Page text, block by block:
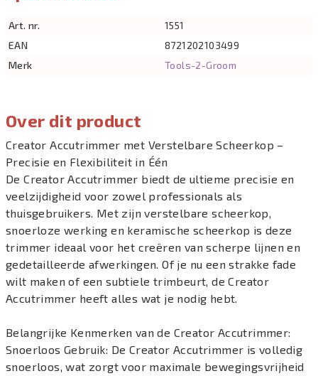
Over dit product
Creator Accutrimmer met Verstelbare Scheerkop –
Precisie en Flexibiliteit in Één
De Creator Accutrimmer biedt de ultieme precisie en
veelzijdigheid voor zowel professionals als
thuisgebruikers. Met zijn verstelbare scheerkop,
snoerloze werking en keramische scheerkop is deze
trimmer ideaal voor het creëren van scherpe lijnen en
gedetailleerde afwerkingen. Of je nu een strakke fade
wilt maken of een subtiele trimbeurt, de Creator
Accutrimmer heeft alles wat je nodig hebt.
Belangrijke Kenmerken van de Creator Accutrimmer:
Snoerloos Gebruik: De Creator Accutrimmer is volledig
snoerloos, wat zorgt voor maximale bewegingsvrijheid
Art. nr.
1551
EAN
8721202103499
Merk
Tools-2-Groom